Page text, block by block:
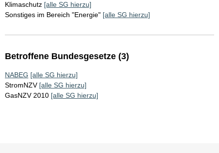
Klimaschutz [alle SG hierzu]
Sonstiges im Bereich "Energie" [alle SG hierzu]
Betroffene Bundesgesetze (3)
NABEG [alle SG hierzu]
StromNZV [alle SG hierzu]
GasNZV 2010 [alle SG hierzu]